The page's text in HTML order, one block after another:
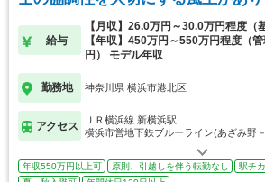
給与
【月収】26.0万円～30.0万円程度（
【年収】450万円～550万円程度（
円） モデル年収
勤務地 神奈川県 横浜市港北区
アクセス
ＪＲ横浜線 新横浜駅
横浜市営地下鉄ブルーライン(あざみ野
年収550万円以上可 原則、引越しを伴う転勤なし 駅チカ